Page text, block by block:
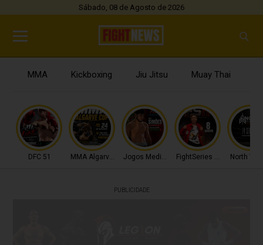
Sábado, 08 de Agosto de 2026
MMA Kickboxing Jiu Jitsu Muay Thai
DFC 51 MMA Algarve CupJogos MediterrâneoFightSeries 11 North
PUBLICIDADE